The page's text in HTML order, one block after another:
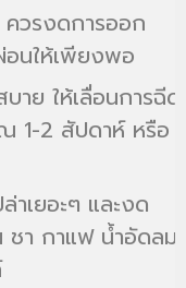
วรงดการออก
นให้เพียงพอ
าย ให้เลื่อนการฉีด
1-2 สัปดาห์ หรือ
าเยอะๆ และงด
ชา กาแฟ น้ำอัดลม